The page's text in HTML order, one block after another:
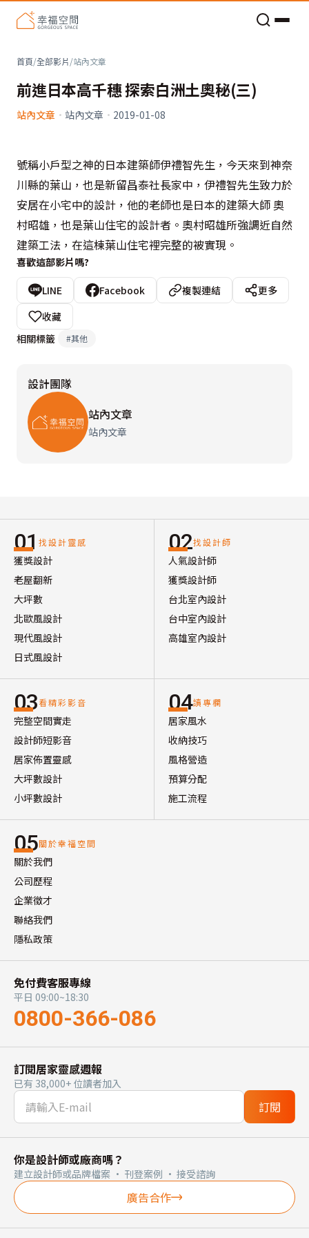
首頁/全部影片/站內文章
前進日本高千穗 探索白洲土奧秘(三)
站內文章 · 站內文章 · 2019-01-08
號稱小戶型之神的日本建築師伊禮智先生，今天來到神奈
川縣的葉山，也是新留昌泰社長家中，伊禮智先生致力於
安居在小宅中的設計，他的老師也是日本的建築大師 奧
村昭雄，也是葉山住宅的設計者。奧村昭雄所強調近自然
建築工法，在這棟葉山住宅裡完整的被實現。
喜歡這部影片嗎?
LINE Facebook 複製連結
更多
收藏
相關標籤
#其他
設計團隊
站內文章
站內文章
01 找設計靈感
獲獎設計
老屋翻新
大坪數
北歐風設計
現代風設計
日式風設計
02找設計師
人氣設計師
獲獎設計師
台北室內設計
台中室內設計
高雄室內設計
03看精彩影音
完整空間實走
設計師短影音
居家佈置靈感
大坪數設計
小坪數設計
04讀專欄
居家風水
收納技巧
風格營造
預算分配
施工流程
05關於幸福空間
關於我們
公司歷程
企業徵才
聯絡我們
隱私政策
免付費客服專線
平日 09:00~18:30
0800-366-086
訂閱居家靈感週報
已有 38,000+ 位讀者加入
訂閱
你是設計師或廠商嗎？
建立設計師或品牌檔案 · 刊登案例 · 接受諮詢
廣告合作